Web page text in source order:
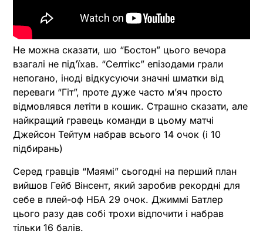
Не можна сказати, шо “Бостон” цього вечора
взагалі не під’їхав. “Селтікс” епізодами грали
непогано, іноді відкусуючи значні шматки від
переваги “Гіт”, проте дуже часто м’яч просто
відмовлявся летіти в кошик. Страшно сказати, але
найкращий гравець команди в цьому матчі
Джейсон Тейтум набрав всього 14 очок (і 10
підбирань)
Серед гравців “Маямі” сьогодні на перший план
вийшов Гейб Вінсент, який заробив рекордні для
себе в плей-оф НБА 29 очок. Джиммі Батлер
цього разу дав собі трохи відпочити і набрав
тільки 16 балів.